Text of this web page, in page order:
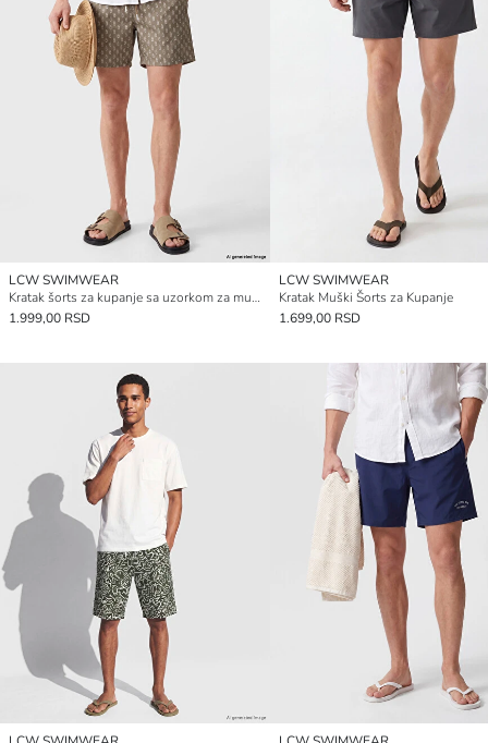
LCW SWIMWEAR
Kratak šorts za kupanje sa uzorkom za muškarce
1.999,00 RSD
LCW SWIMWEAR
Kratak Muški Šorts za Kupanje
1.699,00 RSD